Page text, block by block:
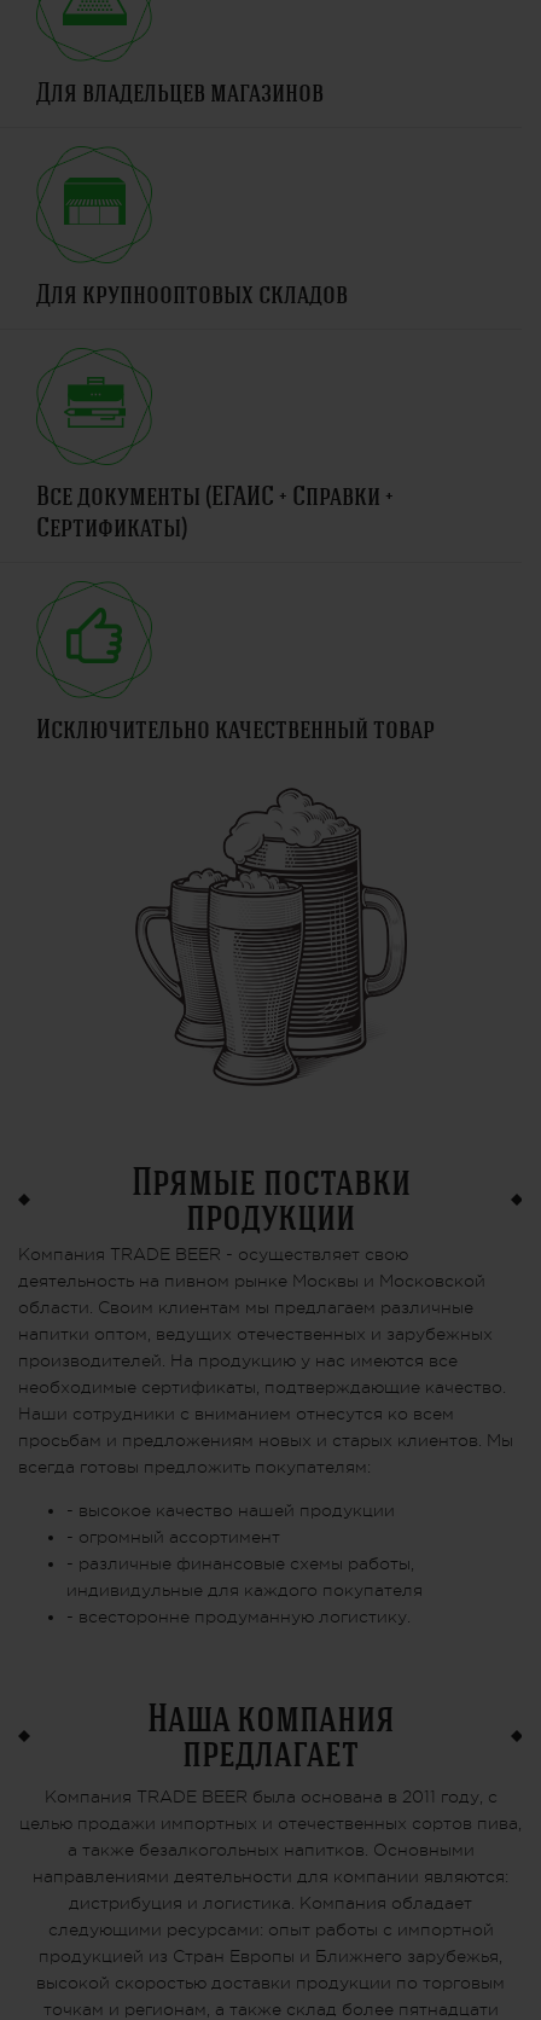
Для владельцев магазинов
Для крупнооптовых складов
Все документы (ЕГАИС + Справки +
Сертификаты)
Исключительно качественный товар
Прямые поставки
продукции
Компания TRADE BEER - осуществляет свою
деятельность на пивном рынке Москвы и Московской
области. Своим клиентам мы предлагаем различные
напитки оптом, ведущих отечественных и зарубежных
производителей. На продукцию у нас имеются все
необходимые сертификаты, подтверждающие качество.
Наши сотрудники с вниманием отнесутся ко всем
просьбам и предложениям новых и старых клиентов. Мы
всегда готовы предложить покупателям:
- высокое качество нашей продукции
- огромный ассортимент
- различные финансовые схемы работы,
индивидульные для каждого покупателя
- всесторонне продуманную логистику.
Наша компания
предлагает
Компания TRADE BEER была основана в 2011 году, с
целью продажи импортных и отечественных сортов пива,
а также безалкогольных напитков. Основными
направлениями деятельности для компании являются:
дистрибуция и логистика. Компания обладает
следующими ресурсами: опыт работы с импортной
продукцией из Стран Европы и Ближнего зарубежья,
высокой скоростью доставки продукции по торговым
точкам и регионам, а также склад более пятнадцати